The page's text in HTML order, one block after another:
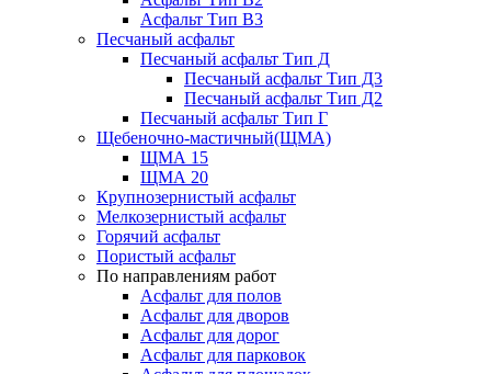
Асфальт Тип В3
Песчаный асфальт
Песчаный асфальт Тип Д
Песчаный асфальт Тип Д3
Песчаный асфальт Тип Д2
Песчаный асфальт Тип Г
Щебеночно-мастичный(ЩМА)
ЩМА 15
ЩМА 20
Крупнозернистый асфальт
Мелкозернистый асфальт
Горячий асфальт
Пористый асфальт
По направлениям работ
Асфальт для полов
Асфальт для дворов
Асфальт для дорог
Асфальт для парковок